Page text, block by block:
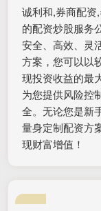
诚利和,券商配资
的配资炒股服务
安全、高效、灵
方案，您可以以
现投资收益的最
为您提供风险控
全。无论您是新
量身定制配资方
现财富增值！